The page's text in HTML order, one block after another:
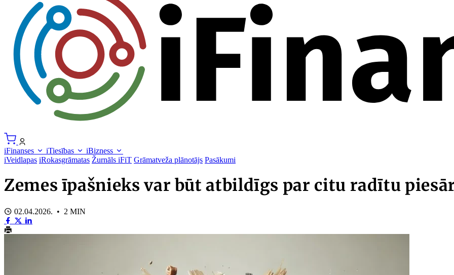
iFinanses iTiesības
iBizness
iVeidlapas iRokasgrāmatas Žurnāls iFiT Grāmatveža plānotājs Pasākumi
Zemes īpašnieks var būt atbildīgs par citu radītu
02.04.2026. • 2 MIN